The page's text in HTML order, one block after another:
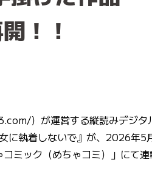
！！
）が運営する縦読みデジタ
に執着しないで』が、2026年5
ミック（めちゃコミ）」にて